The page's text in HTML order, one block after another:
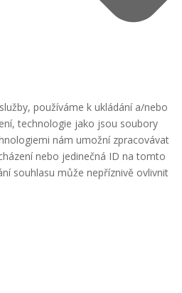
používáme k ukládání a/nebo
technologie jako jsou soubory
nám umožní zpracovávat
nebo jedinečná ID na tomto
souhlasu může nepříznivě ovlivnit